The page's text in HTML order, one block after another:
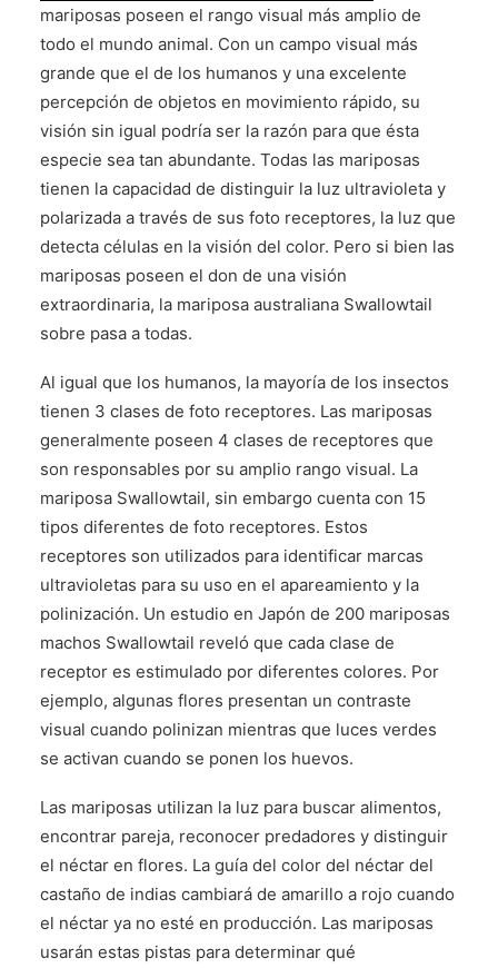
CONTÁCTENOS
mariposas poseen el rango visual más amplio de
todo el mundo animal. Con un campo visual más
grande que el de los humanos y una excelente
percepción de objetos en movimiento rápido, su
visión sin igual podría ser la razón para que ésta
especie sea tan abundante. Todas las mariposas
tienen la capacidad de distinguir la luz ultravioleta y
polarizada a través de sus foto receptores, la luz que
detecta células en la visión del color. Pero si bien las
mariposas poseen el don de una visión
extraordinaria, la mariposa australiana Swallowtail
sobre pasa a todas.
Al igual que los humanos, la mayoría de los insectos
tienen 3 clases de foto receptores. Las mariposas
generalmente poseen 4 clases de receptores que
son responsables por su amplio rango visual. La
mariposa Swallowtail, sin embargo cuenta con 15
tipos diferentes de foto receptores. Estos
receptores son utilizados para identificar marcas
ultravioletas para su uso en el apareamiento y la
polinización. Un estudio en Japón de 200 mariposas
machos Swallowtail reveló que cada clase de
receptor es estimulado por diferentes colores. Por
ejemplo, algunas flores presentan un contraste
visual cuando polinizan mientras que luces verdes
se activan cuando se ponen los huevos.
Las mariposas utilizan la luz para buscar alimentos,
encontrar pareja, reconocer predadores y distinguir
el néctar en flores. La guía del color del néctar del
castaño de indias cambiará de amarillo a rojo cuando
el néctar ya no esté en producción. Las mariposas
usarán estas pistas para determinar qué